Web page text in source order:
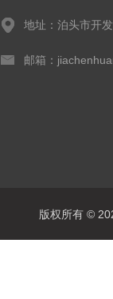
地址：泊头市开
邮箱：
版权所有 ©